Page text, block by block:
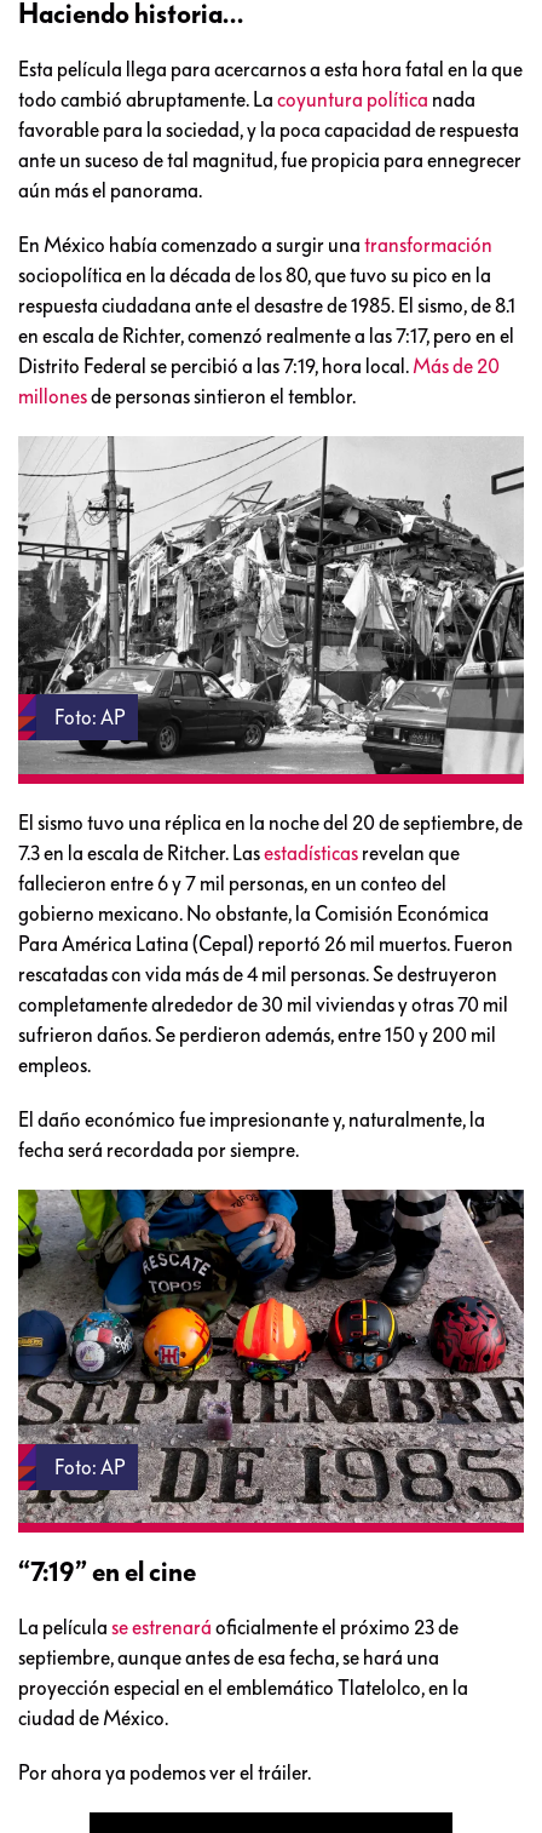
Haciendo historia…
Esta película llega para acercarnos a esta hora fatal en la que
todo cambió abruptamente. La coyuntura política nada
favorable para la sociedad, y la poca capacidad de respuesta
ante un suceso de tal magnitud, fue propicia para ennegrecer
aún más el panorama.
En México había comenzado a surgir una transformación
sociopolítica en la década de los 80, que tuvo su pico en la
respuesta ciudadana ante el desastre de 1985. El sismo, de 8.1
en escala de Richter, comenzó realmente a las 7:17, pero en el
Distrito Federal se percibió a las 7:19, hora local. Más de 20
millonesde personas sintieron el temblor.
Foto: AP
El sismo tuvo una réplica en la noche del 20 de septiembre, de
7.3 en la escala de Ritcher. Lasestadísticas revelan que
fallecieron entre 6 y 7 mil personas, en un conteo del
gobierno mexicano. No obstante, la Comisión Económica
Para América Latina (Cepal) reportó 26 mil muertos. Fueron
rescatadas con vida más de 4 mil personas. Se destruyeron
completamente alrededor de 30 mil viviendas y otras 70 mil
sufrieron daños. Se perdieron además, entre 150 y 200 mil
empleos.
El daño económico fue impresionante y, naturalmente, la
fecha será recordada por siempre.
Foto: AP
“7:19” en el cine
La película se estrenará oficialmente el próximo 23 de
septiembre, aunque antes de esa fecha, se hará una
proyección especial en el emblemático Tlatelolco, en la
ciudad de México.
Por ahora ya podemos ver el tráiler.